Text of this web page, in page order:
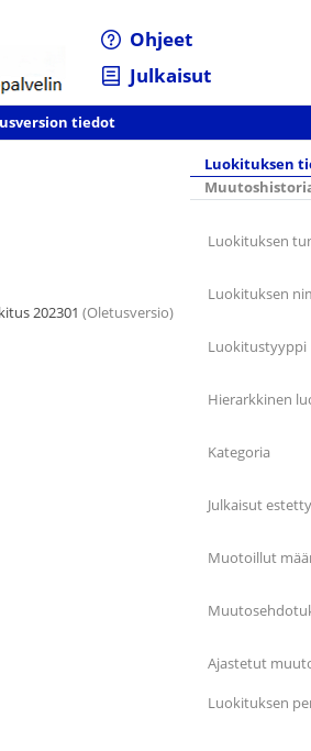
Ohjeet
Julkaisut
tiedot
202301 (Oletusversio)
Luokituksen
Luokituksen
Luokituksen
Luokitustyyppi
Hierarkkinen
Kategoria
Julkaisut estetty
Muotoillut
Ajastetut
Luokituksen